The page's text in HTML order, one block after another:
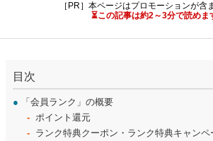
［PR］本ページはプロモーションが含
⏳この記事は約2～3分で読めま
目次
● 「会員ランク」の概要
ポイント還元
ランク特典クーポン・ランク特典キャンペ